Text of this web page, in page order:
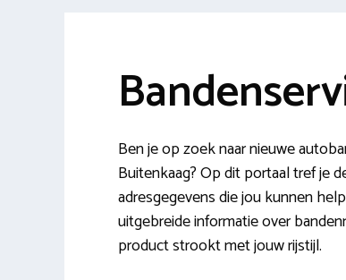
Ben je op zoek naar nieuwe
Buitenkaag? Op dit portaal tref je
adresgegevens die jou kunnen
uitgebreide informatie over
product strookt met jouw rijstijl.